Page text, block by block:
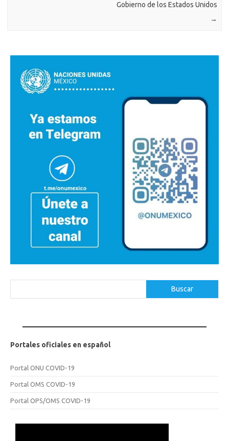
Gobierno de los Estados Unidos
→
Buscar
Portales oficiales en español
Portal ONU COVID-19
Portal OMS COVID-19
Portal OPS/OMS COVID-19